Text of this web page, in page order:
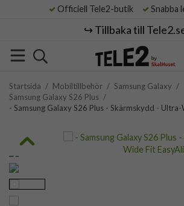
Officiell Tele2-butik Snabba
↪️ Tillbaka till
Startsida / Mobiltillbehör / Samsung Galaxy /
Samsung Galaxy S26 Plus /
- Samsung Galaxy S26 Plus - Skärmskydd -